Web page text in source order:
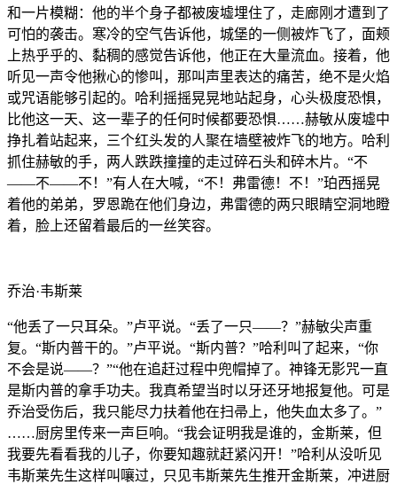
和一片模糊：他的半个身子都被废墟埋住了，走廊刚才遭到了
可怕的袭击。寒冷的空气告诉他，城堡的一侧被炸飞了，面颊
上热乎乎的、黏稠的感觉告诉他，他正在大量流血。接着，他
听见一声令他揪心的惨叫，那叫声里表达的痛苦，绝不是火焰
或咒语能够引起的。哈利摇摇晃晃地站起身，心头极度恐惧，
比他这一天、这一辈子的任何时候都要恐惧……赫敏从废墟中
挣扎着站起来，三个红头发的人聚在墙壁被炸飞的地方。哈利
抓住赫敏的手，两人跌跌撞撞的走过碎石头和碎木片。“不
——不——不！”有人在大喊，“不！弗雷德！不！”珀西摇晃
着他的弟弟，罗恩跪在他们身边，弗雷德的两只眼睛空洞地瞪
着，脸上还留着最后的一丝笑容。
乔治·韦斯莱
“他丢了一只耳朵。”卢平说。“丢了一只——？”赫敏尖声重
复。“斯内普干的。”卢平说。“斯内普？”哈利叫了起来，“你
不会是说——？”“他在追赶过程中兜帽掉了。神锋无影咒一直
是斯内普的拿手功夫。我真希望当时以牙还牙地报复他。可是
乔治受伤后，我只能尽力扶着他在扫帚上，他失血太多了。”
……厨房里传来一声巨响。“我会证明我是谁的，金斯莱，但
我要先看看我的儿子，你要知趣就赶紧闪开！”哈利从没听见
韦斯莱先生这样叫嚷过，只见韦斯莱先生推开金斯莱，冲进厨